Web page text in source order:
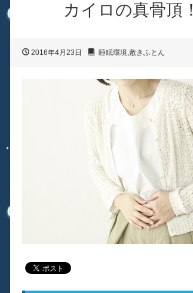
カイロの真骨頂！
2016年4月23日 睡眠環境,敷きふとん